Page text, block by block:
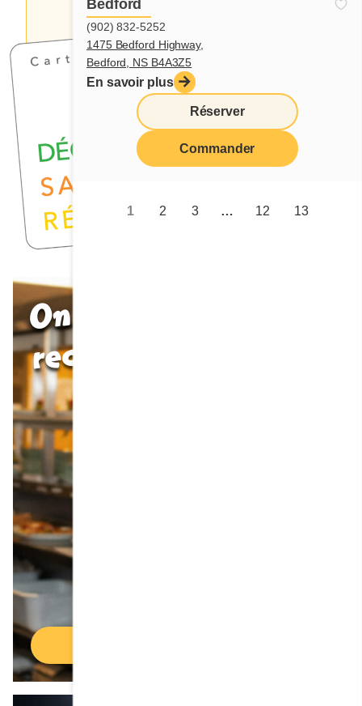
Bedford
(902) 832-5252
1475 Bedford Highway,
Bedford, NS B4A3Z5
En savoir plus
Réserver
Commander
1 2 3 … 12 13
On
recrute